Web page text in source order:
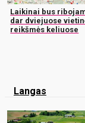
Laikinai bus
dar dviejuose
reikšmės keliuose
Langas